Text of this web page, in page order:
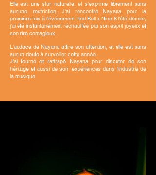
Elle est une star naturelle, et s'exprime librement sans
aucune restriction. J'ai rencontré Nayana pour la
première fois à l'événement Red Bull x Nine 8 l'été dernier,
j'ai été instantanément réchauffée par son esprit joyeux et
son rire contagieux.
L'audace de Nayana attire son attention, et elle est sans
aucun doute à surveiller cette année.
J'ai tourné et rattrapé Nayana pour discuter de son
héritage et aussi de son expériences dans l'industrie de
la musique